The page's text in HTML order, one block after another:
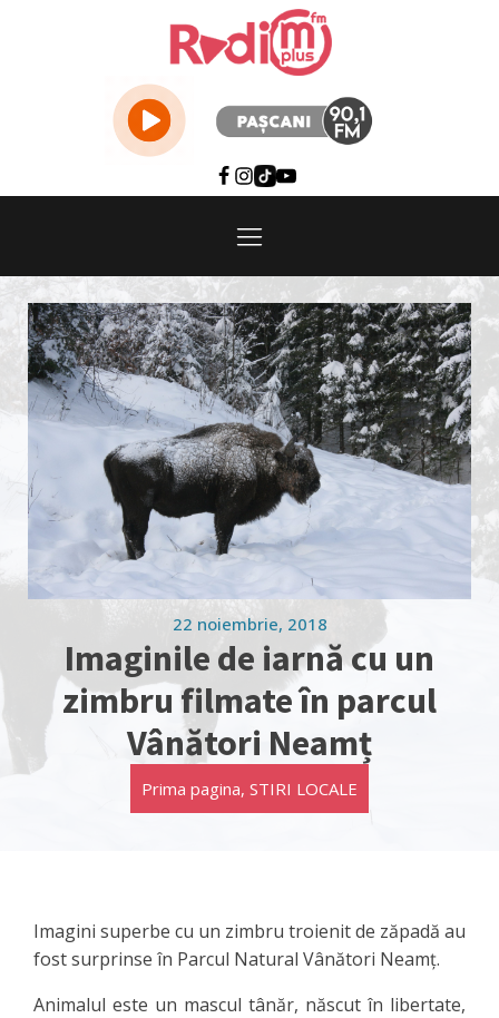
22 noiembrie, 2018
Imaginile de iarnă cu un
zimbru filmate în parcul
Vânători Neamț
Prima pagina, STIRI LOCALE
Imagini superbe cu un zimbru troienit de zăpadă au
fost surprinse în Parcul Natural Vânători Neamţ.
Animalul este un mascul tânăr, născut în libertate,